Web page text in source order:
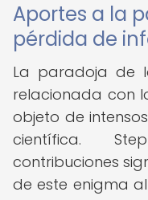
Aportes a la
pérdida de
La paradoja de
relacionada con
objeto de
científica.
contribuciones
de este enigma